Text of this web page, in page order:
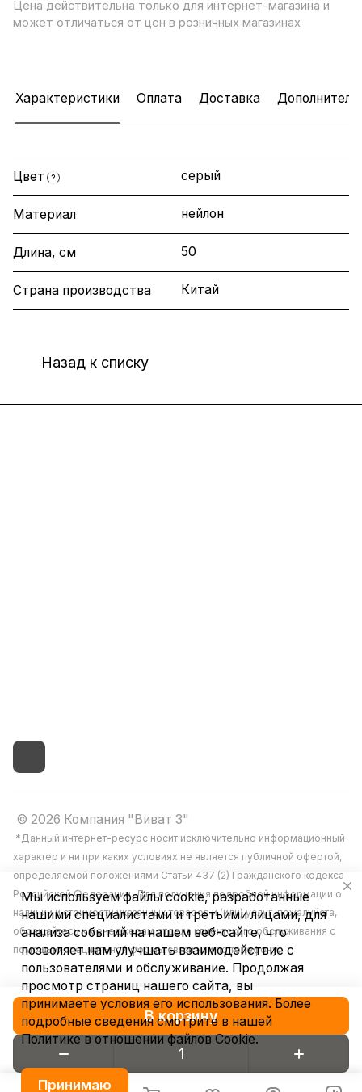
В корзину
Цена действительна только для интернет-магазина и
может отличаться от цен в розничных магазинах
Характеристики Оплата Доставка
Цвет ? серый
Материал нейлон
Длина, см 50
Страна производства Китай
Назад к списку
© 2026 Компания "Виват 3"
*Данный интернет-ресурс носит исключительно информационный
характер и ни при каких условиях не является публичной офертой,
определяемой положениями Статьи 437 (2) Гражданского кодекса
Российской Федерации. Для получения подробной информации о
наличии и стоимости указанных товаров и (или) услуг, пожалуйста,
обращайтесь к менеджерам отдела клиентского обслуживания с
помощью специальной формы связи или по телефону.
Конфиденциальность
Мы используем файлы cookie, разработанные
нашими специалистами и третьими лицами, для
анализа событий на нашем веб-сайте, что
позволяет нам улучшать взаимодействие с
пользователями и обслуживание. Продолжая
просмотр страниц нашего сайта, вы
принимаете условия его использования. Более
подробные сведения смотрите в нашей
Политике в отношении файлов Cookie.
Принимаю